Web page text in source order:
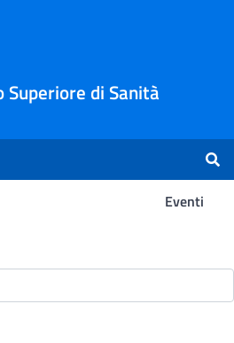
di Sanità
Eventi
Ricerca -